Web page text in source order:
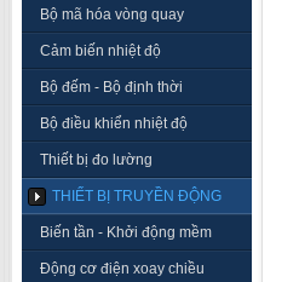
Bộ mã hóa vòng quay
Cảm biến nhiệt độ
Bộ đếm - Bộ định thời
Bộ điều khiển nhiệt độ
Thiết bị đo lường
THIẾT BỊ TRUYỀN ĐỘNG
Biến tần - Khởi động mềm
Động cơ điện xoay chiều